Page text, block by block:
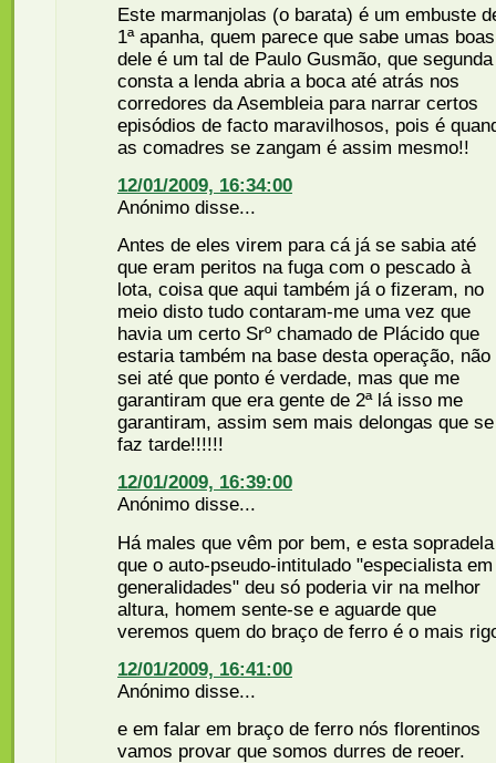
Este marmanjolas (o barata) é um embuste
1ª apanha, quem parece que sabe umas boas
dele é um tal de Paulo Gusmão, que segunda
consta a lenda abria a boca até atrás nos
corredores da Asembleia para narrar certos
episódios de facto maravilhosos, pois é
as comadres se zangam é assim mesmo!!
12/01/2009, 16:34:00
Anónimo disse...
Antes de eles virem para cá já se sabia até
que eram peritos na fuga com o pescado à
lota, coisa que aqui também já o fizeram, no
meio disto tudo contaram-me uma vez que
havia um certo Srº chamado de Plácido que
estaria também na base desta operação, não
sei até que ponto é verdade, mas que me
garantiram que era gente de 2ª lá isso me
garantiram, assim sem mais delongas que se
faz tarde!!!!!!
12/01/2009, 16:39:00
Anónimo disse...
Há males que vêm por bem, e esta sopradela
que o auto-pseudo-intitulado "especialista em
generalidades" deu só poderia vir na melhor
altura, homem sente-se e aguarde que
veremos quem do braço de ferro é o mais
12/01/2009, 16:41:00
Anónimo disse...
e em falar em braço de ferro nós florentinos
vamos provar que somos durres de reoer.